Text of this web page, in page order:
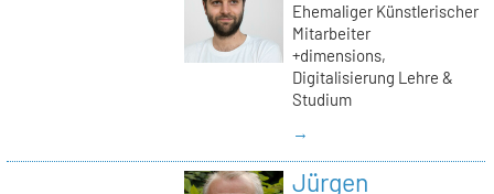
Ehemaliger Künstlerischer
Mitarbeiter
+dimensions,
Digitalisierung Lehre &
Studium
→
Jürgen